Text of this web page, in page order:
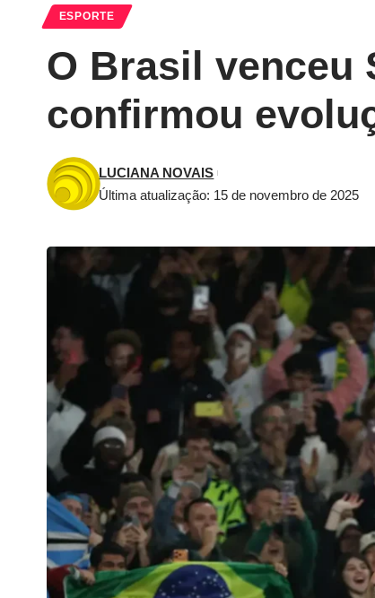
ESPORTE
O Brasil venceu
confirmou
Última atualização: 15 de novembro de 2025
LUCIANA NOVAIS